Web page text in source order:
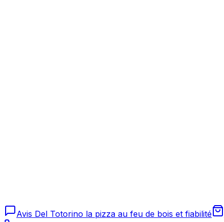
Avis Del Totorino la pizza au feu de bois et fiabilité